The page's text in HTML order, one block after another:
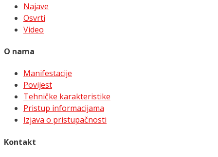
Najave
Osvrti
Video
O nama
Manifestacije
Povijest
Tehničke karakteristike
Pristup informacijama
Izjava o pristupačnosti
Kontakt